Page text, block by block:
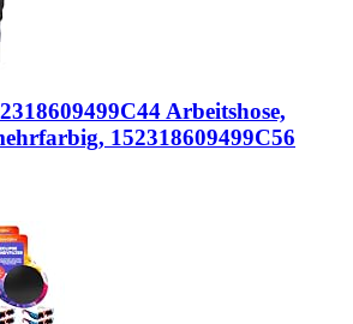
Arbeitshose,
152318609499C56